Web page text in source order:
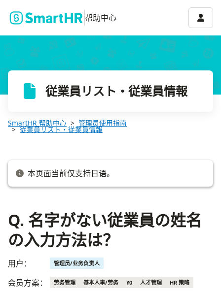
帮助中心 账号
従業員リスト・従業員情報
SmartHR 帮助中心 管理员使用指南
従業員リスト・従業員情報
本页面当前仅支持日语。
Q. 名字がない従業員の姓名
の入力方法は？
用户： 管理员/业务负责人
会员方案： 劳务管理 基本人事/劳务 ¥0 人才管理 HR 策略